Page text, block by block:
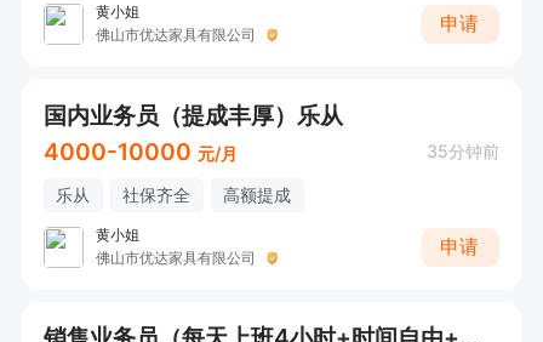
黄小姐
佛山市优达家具有限公司
申请
国内业务员（提成丰厚）乐从
4000-10000 元/月 35分钟前
乐从 社保齐全 高额提成
黄小姐
佛山市优达家具有限公司
申请